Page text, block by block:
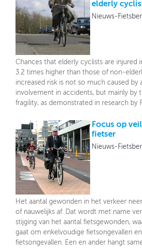
elderly
Nieuws-
Chances that elderly cyclists are injured
3.2 times higher than those of non-
increased risk is not so much caused by
involvement in accidents, but mainly by
fragility, as demonstrated in research by
Focus op
fietser
Nieuws-
Het aantal gewonden in het verkeer
of nauwelijks af. Dat wordt met name
stijging van het aantal fietsgewonden,
gaat om enkelvoudige fietsongevallen
fietsongevallen. Een en ander hangt